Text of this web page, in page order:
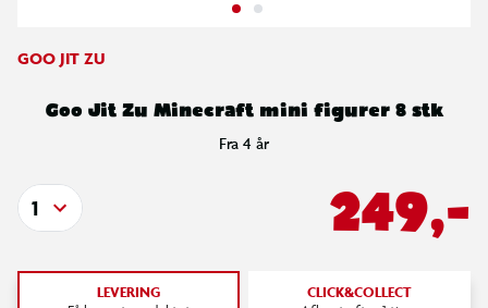
GOO JIT ZU
Goo Jit Zu Minecraft mini figurer 8 stk
Fra 4 år
249,-
1
LEVERING CLICK&COLLECT